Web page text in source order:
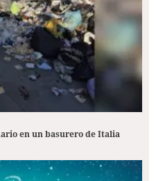
en un basurero de Italia